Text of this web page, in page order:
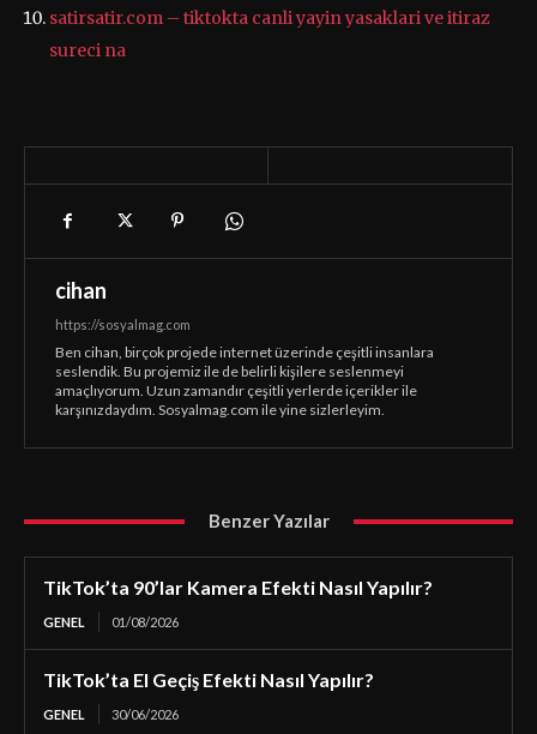
satirsatir.com – tiktokta canli yayin yasaklari ve itiraz
sureci na
cihan
https://sosyalmag.com
Ben cihan, birçok projede internet üzerinde çeşitli insanlara
seslendik. Bu projemiz ile de belirli kişilere seslenmeyi
amaçlıyorum. Uzun zamandır çeşitli yerlerde içerikler ile
karşınızdaydım. Sosyalmag.com ile yine sizlerleyim.
Benzer Yazılar
TikTok’ta 90’lar Kamera Efekti Nasıl Yapılır?
GENEL 01/08/2026
TikTok’ta El Geçiş Efekti Nasıl Yapılır?
GENEL 30/06/2026